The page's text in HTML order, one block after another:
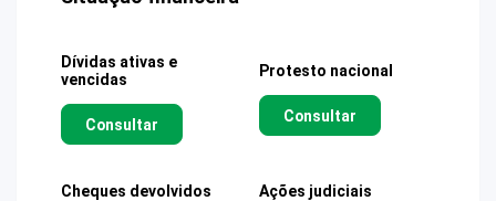
Dívidas ativas e
vencidas
Consultar
Protesto nacional
Consultar
Cheques devolvidos Ações judiciais